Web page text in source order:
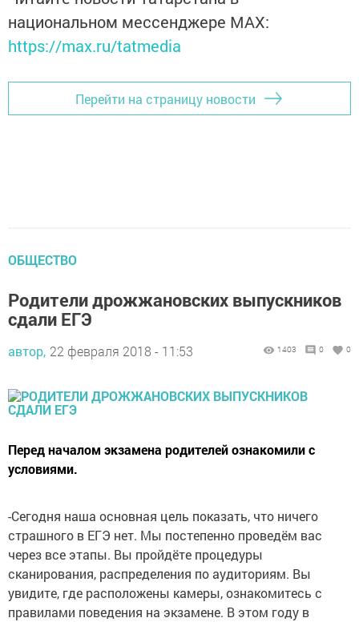
национальном мессенджере MАХ:
https://max.ru/tatmedia
Перейти на страницу новости
ОБЩЕСТВО
Родители дрожжановских выпускников
сдали ЕГЭ
автор, 22 февраля 2018 - 11:53 1403 0 0
Перед началом экзамена родителей ознакомили с
условиями.
-Сегодня наша основная цель показать, что ничего
страшного в ЕГЭ нет. Мы постепенно проведём вас
через все этапы. Вы пройдёте процедуры
сканирования, распределения по аудиториям. Вы
увидите, где расположены камеры, ознакомитесь с
правилами поведения на экзамене. В этом году в